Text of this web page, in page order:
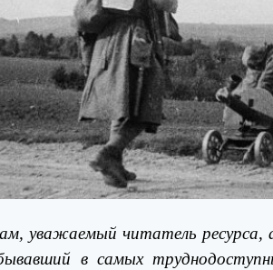
уважаемый читатель ресурса,
в самых